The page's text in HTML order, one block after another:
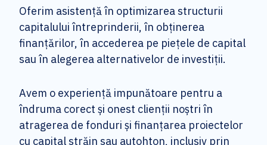
Oferim asistență în optimizarea structurii
capitalului întreprinderii, în obținerea
finanțărilor, în accederea pe piețele de capital
sau în alegerea alternativelor de investiții.
Avem o experiență impunătoare pentru a
îndruma corect și onest clienții noștri în
atragerea de fonduri și finanțarea proiectelor
cu capital străin sau autohton, inclusiv prin